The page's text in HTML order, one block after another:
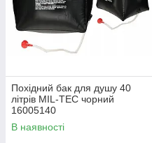
Похідний бак для душу 40
літрів MIL-TEC чорний
16005140
В наявності